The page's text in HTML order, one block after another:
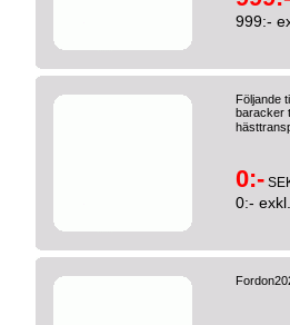
999:-
Följande
baracker
0:-
0:-